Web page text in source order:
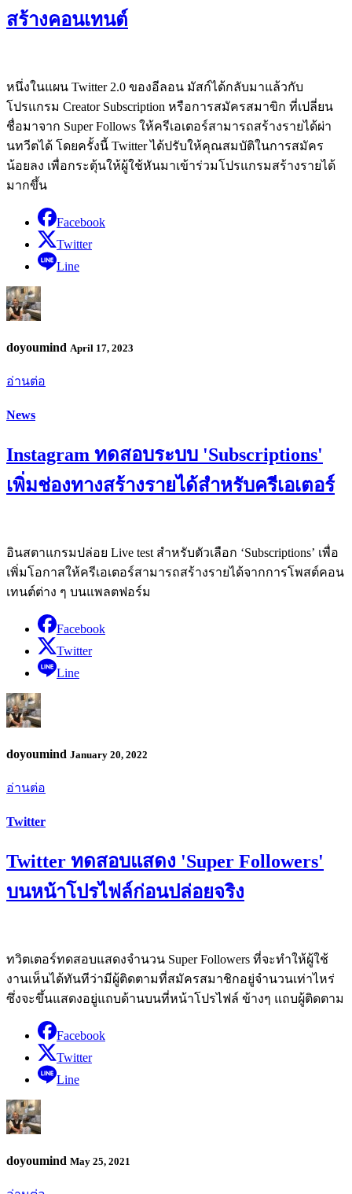
สร้างคอนเทนต์
หนึ่งในแผน Twitter 2.0 ของอีลอน มัสก์ได้กลับมาแล้วกับ
โปรแกรม Creator Subscription หรือการสมัครสมาขิก ที่เปลี่ยน
ชื่อมาจาก Super Follows ให้ครีเอเตอร์สามารถสร้างรายได้ผ่า
นทวีตได้ โดยครั้งนี้ Twitter ได้ปรับให้คุณสมบัติในการสมัคร
น้อยลง เพื่อกระตุ้นให้ผู้ใช้หันมาเข้าร่วมโปรแกรมสร้างรายได้
มากขึ้น
Facebook
Twitter
Line
doyoumind April 17, 2023
อ่านต่อ
News
Instagram ทดสอบระบบ 'Subscriptions'
เพิ่มช่องทางสร้างรายได้สำหรับครีเอเตอร์
อินสตาแกรมปล่อย Live test สำหรับตัวเลือก ‘Subscriptions’ เพื่อ
เพิ่มโอกาสให้ครีเอเตอร์สามารถสร้างรายได้จากการโพสต์คอน
เทนต์ต่าง ๆ บนแพลตฟอร์ม
Facebook
Twitter
Line
doyoumind January 20, 2022
อ่านต่อ
Twitter
Twitter ทดสอบแสดง 'Super Followers'
บนหน้าโปรไฟล์ก่อนปล่อยจริง
ทวิตเตอร์ทดสอบแสดงจำนวน Super Followers ที่จะทำให้ผู้ใช้
งานเห็นได้ทันทีว่ามีผู้ติดตามที่สมัครสมาชิกอยู่จำนวนเท่าไหร่
ซึ่งจะขึ้นแสดงอยู่แถบด้านบนที่หน้าโปรไฟล์ ข้างๆ แถบผู้ติดตาม
Facebook
Twitter
Line
doyoumind May 25, 2021